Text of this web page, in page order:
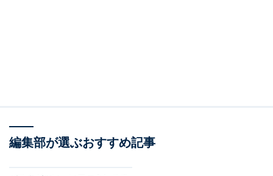
京都府）」などのコメントが寄せられました。
編集部が選ぶおすすめ記事